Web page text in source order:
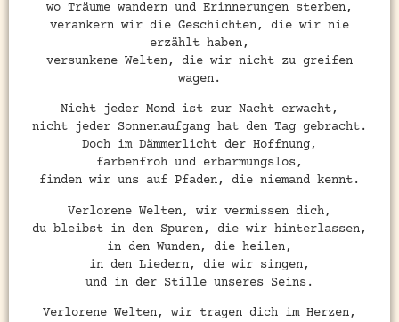
wo Träume wandern und Erinnerungen sterben,
verankern wir die Geschichten, die wir nie
erzählt haben,
versunkene Welten, die wir nicht zu greifen
wagen.
Nicht jeder Mond ist zur Nacht erwacht,
nicht jeder Sonnenaufgang hat den Tag gebracht.
Doch im Dämmerlicht der Hoffnung,
farbenfroh und erbarmungslos,
finden wir uns auf Pfaden, die niemand kennt.
Verlorene Welten, wir vermissen dich,
du bleibst in den Spuren, die wir hinterlassen,
in den Wunden, die heilen,
in den Liedern, die wir singen,
und in der Stille unseres Seins.
Verlorene Welten, wir tragen dich im Herzen,